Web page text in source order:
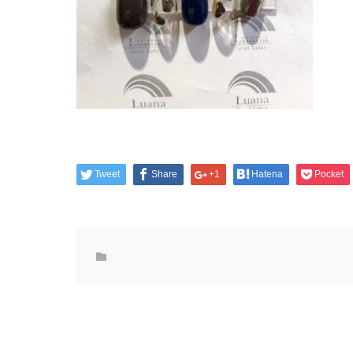
Tweet Share +1 Hatena Pocket